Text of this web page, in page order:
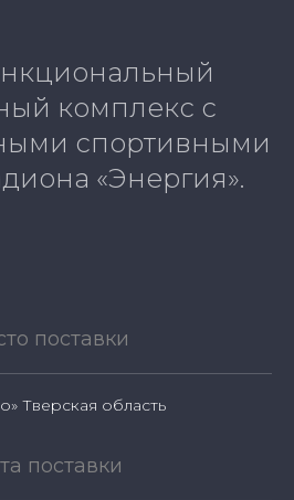
комплекс с
спортивными
«Энергия».
поставки
Тверская область
поставки